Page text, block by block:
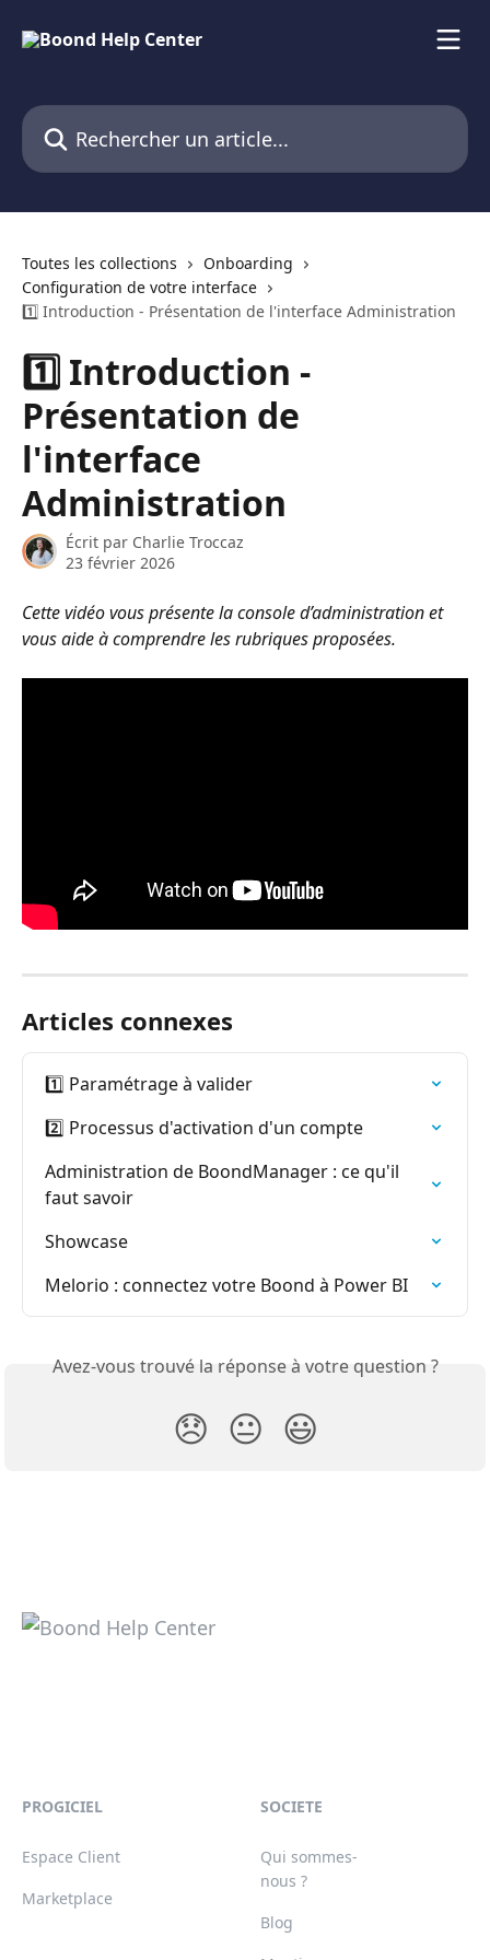
Rechercher un article...
Toutes les collections
Onboarding
Configuration de votre interface
1️⃣ Introduction - Présentation de l'interface Administration
1️⃣ Introduction -
Présentation de
l'interface
Administration
Écrit par Charlie Troccaz
23 février 2026
Cette vidéo vous présente la console d’administration et
vous aide à comprendre les rubriques proposées.
Articles connexes
1️⃣ Paramétrage à valider
2️⃣ Processus d'activation d'un compte
Administration de BoondManager : ce qu'il
faut savoir
Showcase
Melorio : connectez votre Boond à Power BI
Avez-vous trouvé la réponse à votre question ?
😞 😐 😃
PROGICIEL
Espace Client
Marketplace
SOCIETE
Qui sommes-
nous ?
Blog